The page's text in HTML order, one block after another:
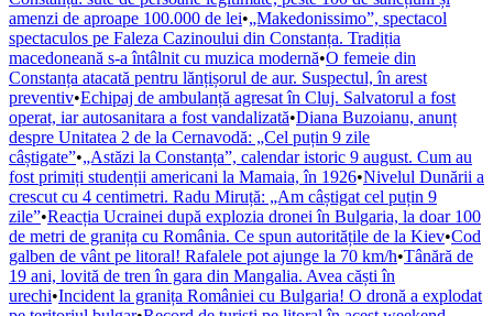
amenzi de aproape 100.000 de lei•„Makedonissimo”, spectacol
spectaculos pe Faleza Cazinoului din Constanța. Tradiția
macedoneană s-a întâlnit cu muzica modernă•O femeie din
Constanța atacată pentru lănțișorul de aur. Suspectul, în arest
preventiv•Echipaj de ambulanță agresat în Cluj. Salvatorul a fost
operat, iar autosanitara a fost vandalizată•Diana Buzoianu, anunț
despre Unitatea 2 de la Cernavodă: „Cel puțin 9 zile
câștigate”•„Astăzi la Constanța”, calendar istoric 9 august. Cum au
fost primiți studenții americani la Mamaia, în 1926•Nivelul Dunării a
crescut cu 4 centimetri. Radu Miruță: „Am câștigat cel puțin 9
zile”•Reacția Ucrainei după explozia dronei în Bulgaria, la doar 100
de metri de granița cu România. Ce spun autoritățile de la Kiev•Cod
galben de vânt pe litoral! Rafalele pot ajunge la 70 km/h•Tânără de
19 ani, lovită de tren în gara din Mangalia. Avea căști în
urechi•Incident la granița României cu Bulgaria! O dronă a explodat